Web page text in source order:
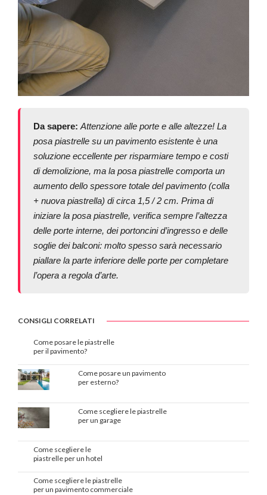
Da sapere: Attenzione alle porte e alle altezze! La
posa piastrelle su un pavimento esistente è una
soluzione eccellente per risparmiare tempo e costi
di demolizione, ma la posa piastrelle comporta un
aumento dello spessore totale del pavimento (colla
+ nuova piastrella) di circa 1,5 / 2 cm. Prima di
iniziare la posa piastrelle, verifica sempre l’altezza
delle porte interne, dei portoncini d’ingresso e delle
soglie dei balconi: molto spesso sarà necessario
piallare la parte inferiore delle porte per completare
l’opera a regola d’arte.
CONSIGLI CORRELATI
Come posare le piastrelle
per il pavimento?
Come posare un pavimento
per esterno?
Come scegliere le piastrelle
per un garage
Come scegliere le
piastrelle per un hotel
Come scegliere le piastrelle
per un pavimento commerciale